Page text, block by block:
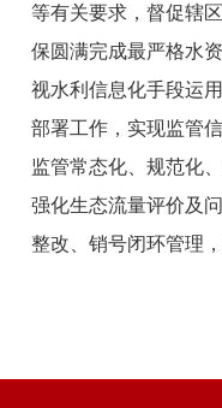
等有关要求，督促辖
保圆满完成最严格水
视水利信息化手段运
部署工作，实现监管
监管常态化、规范化
强化生态流量评价及
整改、销号闭环管理